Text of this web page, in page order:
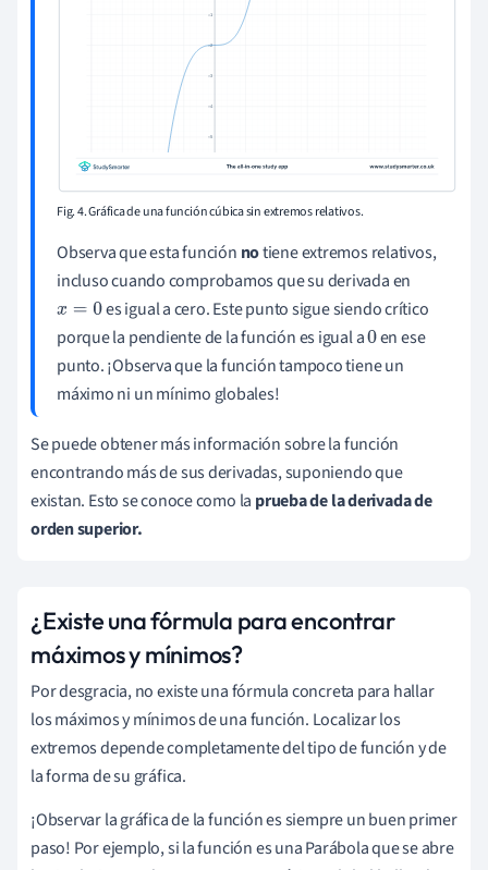
Fig. 4. Gráfica de una función cúbica sin extremos relativos.
Observa que esta función notiene extremos relativos,
incluso cuando comprobamos que su derivada en
x= 0
es igual a cero. Este punto sigue siendo crítico
porque la pendiente de la función es igual a0en ese
punto. ¡Observa que la función tampoco tiene un
máximo ni un mínimo globales!
Se puede obtener más información sobre la función
encontrando más de sus derivadas, suponiendo que
existan. Esto se conoce como la prueba de la derivada de
orden superior.
¿Existe una fórmula para encontrar
máximos y mínimos?
Por desgracia, no existe una fórmula concreta para hallar
los máximos y mínimos de una función. Localizar los
extremos depende completamente del tipo de función y de
la forma de su gráfica.
¡Observar la gráfica de la función es siempre un buen primer
paso! Por ejemplo, si la función es una Parábola que se abre